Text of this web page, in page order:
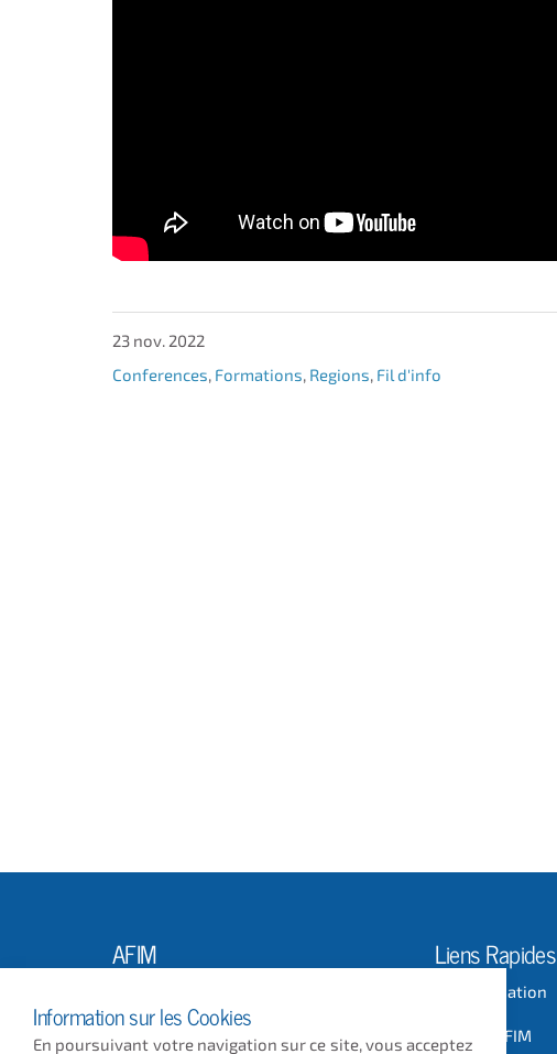
23 nov. 2022
Conferences, Formations, Regions, Fil d'info
AFIM
75015 PARIS
Liens Rapides
L'Association
Actus AFIM
Information sur les Cookies
En poursuivant votre navigation sur ce site, vous acceptez